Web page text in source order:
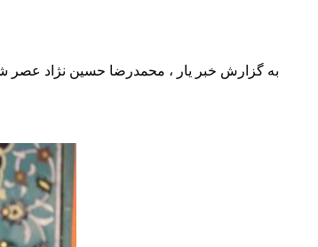
به گزارش خبر یار ، محمدرضا حسین نژاد عصر